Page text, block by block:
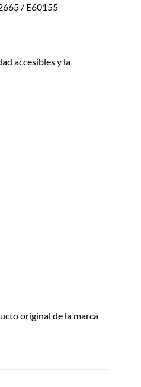
/ E60155
accesibles y la
original de la marca